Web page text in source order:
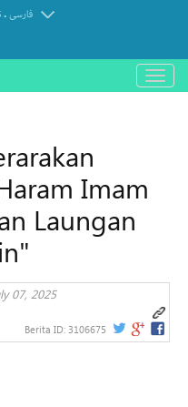
.فارسی
باز
و
Imam
Laungan
07, 2025
Berita ID: 3106675